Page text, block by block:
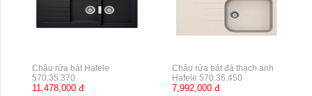
Chậu rửa bát Hafele
570.35.370
11,478,000 đ
Chậu rửa bát đá thạch anh
Hafele 570.36.450
7,992,000 đ